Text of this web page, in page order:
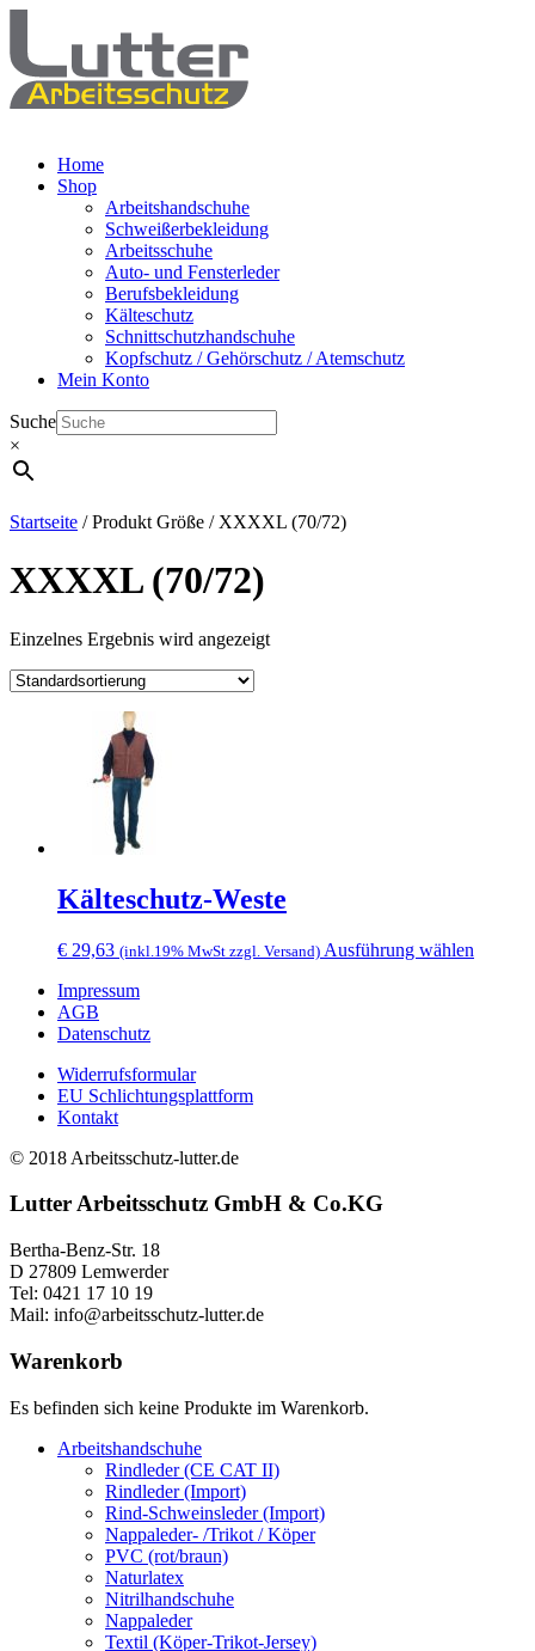
Home
Shop
Arbeitshandschuhe
Schweißerbekleidung
Arbeitsschuhe
Auto- und Fensterleder
Berufsbekleidung
Kälteschutz
Schnittschutzhandschuhe
Kopfschutz / Gehörschutz / Atemschutz
Mein Konto
Suche
×
Startseite / Produkt Größe / XXXXL (70/72)
XXXXL (70/72)
Einzelnes Ergebnis wird angezeigt
Kälteschutz-Weste
€ 29,63 (inkl.19% MwSt zzgl. Versand) Ausführung wählen
Impressum
AGB
Datenschutz
Widerrufsformular
EU Schlichtungsplattform
Kontakt
© 2018 Arbeitsschutz-lutter.de
Lutter Arbeitsschutz GmbH & Co.KG
Bertha-Benz-Str. 18
D 27809 Lemwerder
Tel: 0421 17 10 19
Mail: info@arbeitsschutz-lutter.de
Warenkorb
Es befinden sich keine Produkte im Warenkorb.
Arbeitshandschuhe
Rindleder (CE CAT II)
Rindleder (Import)
Rind-Schweinsleder (Import)
Nappaleder- /Trikot / Köper
PVC (rot/braun)
Naturlatex
Nitrilhandschuhe
Nappaleder
Textil (Köper-Trikot-Jersey)